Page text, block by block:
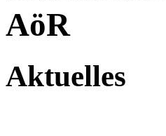
AöR
Aktuelles